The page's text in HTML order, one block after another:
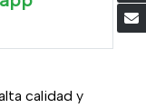
calidad y